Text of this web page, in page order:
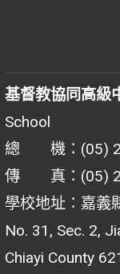
基督教協同高級
School
總 機：(05)
傳 真：(05)
學校地址：嘉義
No. 31, Sec. 2,
Chiayi County